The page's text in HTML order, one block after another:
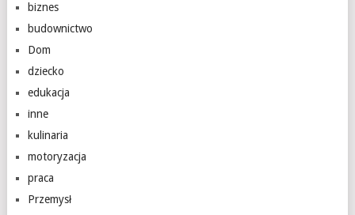
biznes
budownictwo
Dom
dziecko
edukacja
inne
kulinaria
motoryzacja
praca
Przemysł